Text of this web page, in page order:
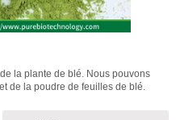
la plante de blé. Nous pouvons
de la poudre de feuilles de blé.